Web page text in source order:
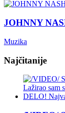
JOHNNY
Muzika
Najčitanije